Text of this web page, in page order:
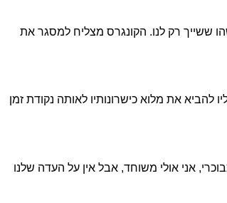
ששייך רק לנו. הקונגרס מצליח למסגר את
את מלוא כישרונותיו לאותה נקודת זמן
אני אולי משוחד, אבל אין על העדה שלנו